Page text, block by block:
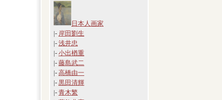
日本人画家
|- 岸田劉生
|- 浅井忠
|- 小出楢重
|- 藤島武二
|- 高橋由一
|- 黒田清輝
|- 青木繁